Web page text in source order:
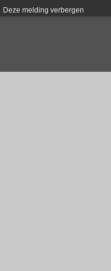
Deze melding verbergen